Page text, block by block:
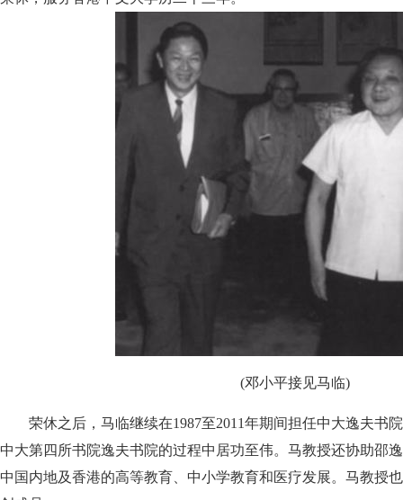
(邓小平接见马临)
荣休之后，马临继续在1987至2011年期间担任中大逸夫书
中大第四所书院逸夫书院的过程中居功至伟。马教授还协助邵
中国内地及香港的高等教育、中小学教育和医疗发展。马教授